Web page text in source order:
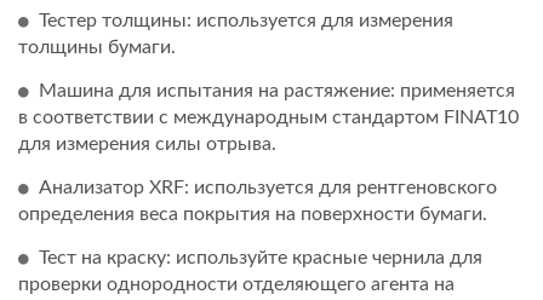
Тестер толщины: используется для измерения
толщины бумаги.
Машина для испытания на растяжение: применяется
в соответствии с международным стандартом FINAT10
для измерения силы отрыва.
Анализатор XRF: используется для рентгеновского
определения веса покрытия на поверхности бумаги.
Тест на краску: используйте красные чернила для
проверки однородности отделяющего агента на